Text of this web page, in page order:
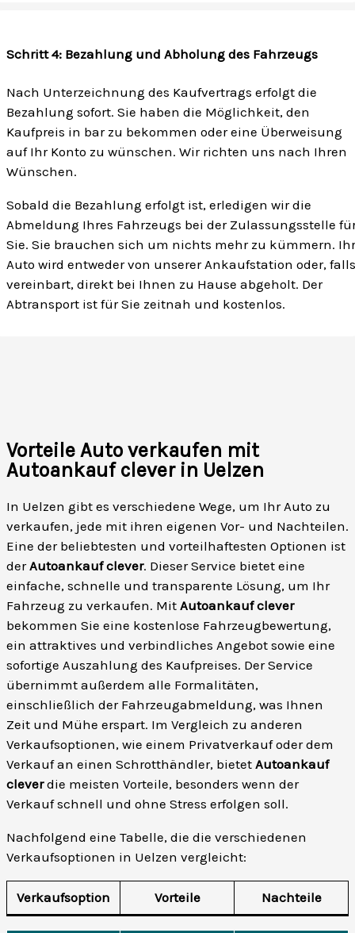
Schritt 4: Bezahlung und Abholung des Fahrzeugs
Nach Unterzeichnung des Kaufvertrags erfolgt die
Bezahlung sofort. Sie haben die Möglichkeit, den
Kaufpreis in bar zu bekommen oder eine Überweisung
auf Ihr Konto zu wünschen. Wir richten uns nach Ihren
Wünschen.
Sobald die Bezahlung erfolgt ist, erledigen wir die
Abmeldung Ihres Fahrzeugs bei der Zulassungsstelle
Sie. Sie brauchen sich um nichts mehr zu kümmern. Ihr
Auto wird entweder von unserer Ankaufstation oder, falls
vereinbart, direkt bei Ihnen zu Hause abgeholt. Der
Abtransport ist für Sie zeitnah und kostenlos.
Vorteile Auto verkaufen mit
Autoankauf clever in Uelzen
In Uelzen gibt es verschiedene Wege, um Ihr Auto zu
verkaufen, jede mit ihren eigenen Vor- und Nachteilen.
Eine der beliebtesten und vorteilhaftesten Optionen ist
derAutoankauf clever. Dieser Service bietet eine
einfache, schnelle und transparente Lösung, um Ihr
Fahrzeug zu verkaufen. Mit Autoankauf clever
bekommen Sie eine kostenlose Fahrzeugbewertung,
ein attraktives und verbindliches Angebot sowie eine
sofortige Auszahlung des Kaufpreises. Der Service
übernimmt außerdem alle Formalitäten,
einschließlich der Fahrzeugabmeldung, was Ihnen
Zeit und Mühe erspart. Im Vergleich zu anderen
Verkaufsoptionen, wie einem Privatverkauf oder dem
Verkauf an einen Schrotthändler, bietet Autoankauf
cleverdie meisten Vorteile, besonders wenn der
Verkauf schnell und ohne Stress erfolgen soll.
Nachfolgend eine Tabelle, die die verschiedenen
Verkaufsoptionen in Uelzen vergleicht:
Verkaufsoption Vorteile Nachteile